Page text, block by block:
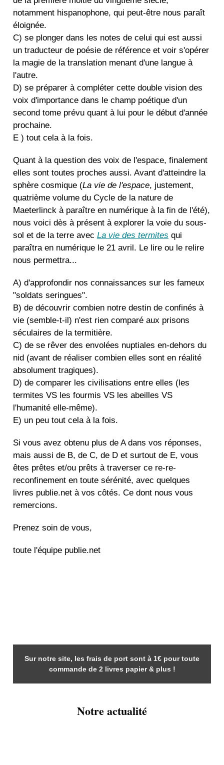
notamment hispanophone, qui peut-être nous paraît
éloignée.
C) se plonger dans les notes de celui qui est aussi
un traducteur de poésie de référence et voir s'opérer
la magie de la translation menant d'une langue à
l'autre.
D) se préparer à compléter cette double vision des
voix d'importance dans le champ poétique d'un
second tome prévu quant à lui pour le début d'année
prochaine.
E ) tout cela à la fois.
Quant à la question des voix de l'espace, finalement
elles sont toutes proches aussi. Avant d'atteindre la
sphère cosmique (La vie de l'espace, justement,
quatrième volume du Cycle de la nature de
Maeterlinck à paraître en numérique à la fin de l'été),
nous voici dès à présent à explorer la voie du sous-
sol et de la terre avec La vie des termites qui
paraîtra en numérique le 21 avril. Le lire ou le relire
nous permettra...
A) d'approfondir nos connaissances sur les fameux
"soldats seringues".
B) de découvrir combien notre destin de confinés à
vie (semble-t-il) n'est rien comparé aux prisons
séculaires de la termitière.
C) de se rêver des envolées nuptiales en-dehors du
nid (avant de réaliser combien elles sont en réalité
absolument tragiques).
D) de comparer les civilisations entre elles (les
termites VS les fourmis VS les abeilles VS
l'humanité elle-même).
E) un peu tout cela à la fois.
Si vous avez obtenu plus de A dans vos réponses,
mais aussi de B, de C, de D et surtout de E, vous
êtes prêtes et/ou prêts à traverser ce re-re-
reconfinement en toute sérénité, avec quelques
livres publie.net à vos côtés. Ce dont nous vous
remercions.
Prenez soin de vous,
toute l'équipe publie.net
Sur notre site, les frais de port sont à 1€ pour toute
commande de 2 livres papier & plus !
Notre actualité